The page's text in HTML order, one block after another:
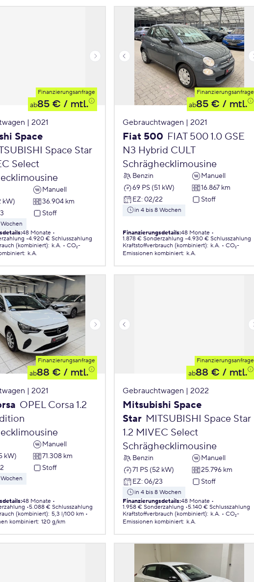
Finanzierungsanfrage
ab85 € / mtl.
| 2021
Space
Space Star
Select
Manuell
kW)
36.904 km
Stoff
:48 Monate
4.920 € Schlusszahlung
(kombiniert): k.A.
CO₂-
: k.A.
Finanzierungsanfrage
ab85 € / mtl.
Gebrauchtwagen | 2021
Fiat 500 FIAT 500 1.0 GSE
N3 Hybrid CULT
Schräghecklimousine
Benzin
Manuell
69 PS (51 kW)
16.867 km
EZ: 02/22 Stoff
in 4 bis 8 Wochen
Finanzierungsdetails:48 Monate
1.878 € Sonderzahlung 4.930 € Schlusszahlung
Kraftstoffverbrauch (kombiniert): k.A.
CO₂-
Emissionen kombiniert: k.A.
Finanzierungsanfrage
ab88 € / mtl.
| 2021
OPEL Corsa 1.2
Manuell
kW)
71.308 km
Stoff
:48 Monate
5.088 € Schlusszahlung
(kombiniert): 5,3 l/100 km
kombiniert: 120 g/km
Finanzierungsanfrage
ab88 € / mtl.
Gebrauchtwagen | 2022
Mitsubishi Space
Star MITSUBISHI Space Star
1.2 MIVEC Select
Schräghecklimousine
Benzin
Manuell
71 PS (52 kW)
25.796 km
EZ: 06/23 Stoff
in 4 bis 8 Wochen
Finanzierungsdetails:48 Monate
1.958 € Sonderzahlung 5.140 € Schlusszahlung
Kraftstoffverbrauch (kombiniert): k.A.
CO₂-
Emissionen kombiniert: k.A.